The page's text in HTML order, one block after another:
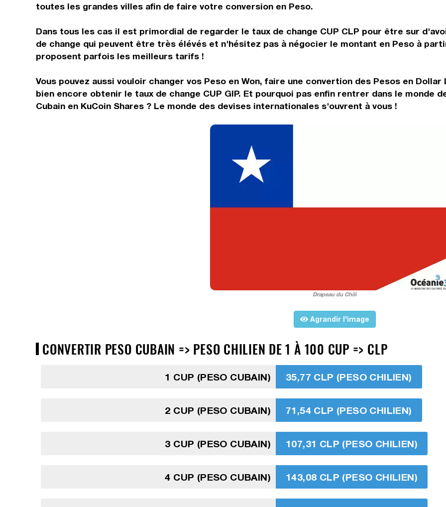
toutes les grandes villes afin de faire votre conversion en Peso.
Dans tous les cas il est primordial de regarder le taux de change CUP CLP pour être sur
de change qui peuvent être très élévés et n'hésitez pas à négocier le montant en Peso à
proposent parfois les meilleurs tarifs !
Vous pouvez aussi vouloir changer vos Peso en Won, faire une convertion des Pesos en
bien encore obtenir le taux de change CUP GIP. Et pourquoi pas enfin rentrer dans le monde
Cubain en KuCoin Shares ? Le monde des devises internationales s'ouvrent à vous !
Drapeau du Chili
Agrandir l'image
CONVERTIR PESO CUBAIN => PESO CHILIEN DE 1 À 100 CUP => CLP
1 CUP (PESO CUBAIN) 35,77 CLP (PESO CHILIEN)
2 CUP (PESO CUBAIN) 71,54 CLP (PESO CHILIEN)
3 CUP (PESO CUBAIN) 107,31 CLP (PESO CHILIEN)
4 CUP (PESO CUBAIN) 143,08 CLP (PESO CHILIEN)